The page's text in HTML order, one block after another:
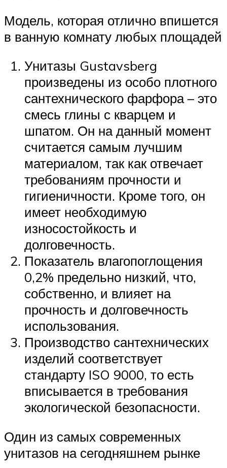
Модель, которая отлично впишется
в ванную комнату любых площадей
Унитазы Gustavsberg
произведены из особо плотного
сантехнического фарфора – это
смесь глины с кварцем и
шпатом. Он на данный момент
считается самым лучшим
материалом, так как отвечает
требованиям прочности и
гигиеничности. Кроме того, он
имеет необходимую
износостойкость и
долговечность.
Показатель влагопоглощения
0,2% предельно низкий, что,
собственно, и влияет на
прочность и долговечность
использования.
Производство сантехнических
изделий соответствует
стандарту ISO 9000, то есть
вписывается в требования
экологической безопасности.
Один из самых современных
унитазов на сегодняшнем рынке